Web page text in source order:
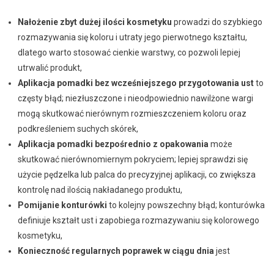
Nałożenie zbyt dużej ilości kosmetyku prowadzi do szybkiego
rozmazywania się koloru i utraty jego pierwotnego kształtu,
dlatego warto stosować cienkie warstwy, co pozwoli lepiej
utrwalić produkt,
Aplikacja pomadki bez wcześniejszego przygotowania ustto
częsty błąd; niezłuszczone i nieodpowiednio nawilżone wargi
mogą skutkować nierównym rozmieszczeniem koloru oraz
podkreśleniem suchych skórek,
Aplikacja pomadki bezpośrednio z opakowania może
skutkować nierównomiernym pokryciem; lepiej sprawdzi się
użycie pędzelka lub palca do precyzyjnej aplikacji, co zwiększa
kontrolę nad ilością nakładanego produktu,
Pomijanie konturówki to kolejny powszechny błąd; konturówka
definiuje kształt ust i zapobiega rozmazywaniu się kolorowego
kosmetyku,
Konieczność regularnych poprawek w ciągu dnia jest